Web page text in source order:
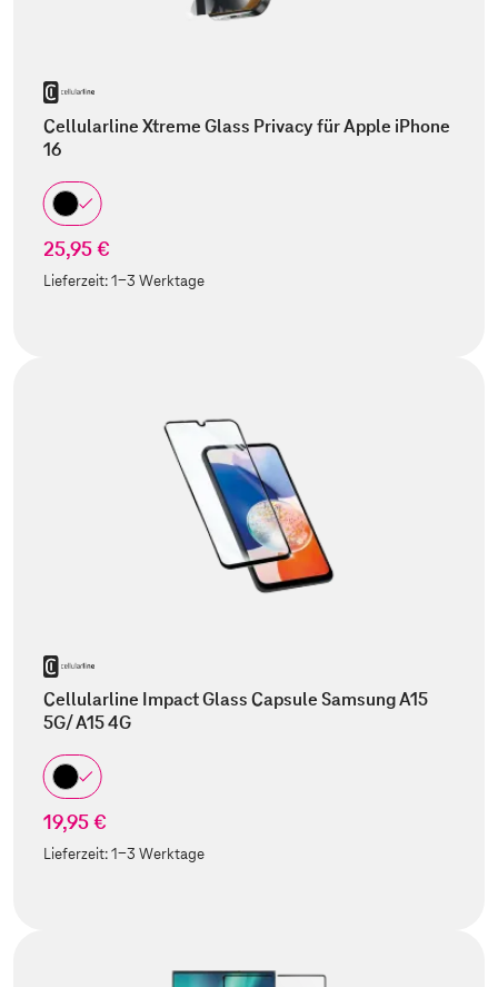
Cellularline Xtreme Glass Privacy für Apple iPhone
16
25,95 €
Lieferzeit:1-3 Werktage
Cellularline Impact Glass Capsule Samsung A15
5G/ A15 4G
19,95 €
Lieferzeit:1-3 Werktage